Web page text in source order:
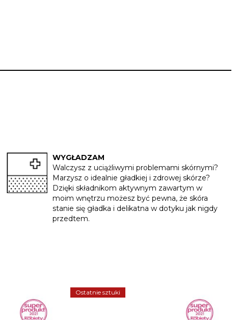
WYGŁADZAM
Walczysz z uciążliwymi problemami skórnymi?
Marzysz o idealnie gładkiej i zdrowej skórze?
Dzięki składnikom aktywnym zawartym w
moim wnętrzu możesz być pewna, że skóra
stanie się gładka i delikatna w dotyku jak nigdy
przedtem.
Ostatnie sztuki